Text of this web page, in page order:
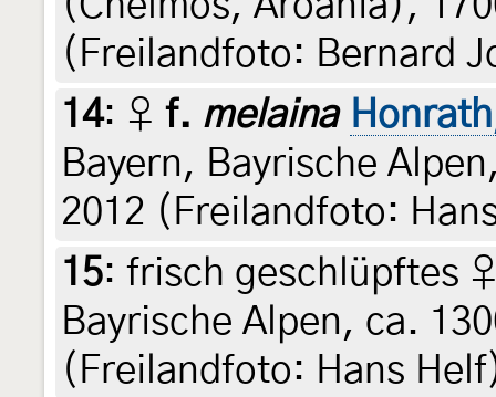
(Freilandfoto: Bernard
14: ♀ f. melaina
Bayern, Bayrische
2012 (Freilandfoto:
15: frisch geschlüpftes
Bayrische Alpen, ca.
(Freilandfoto: Hans